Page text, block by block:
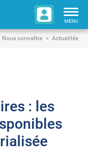
MENU
Nous connaître Actualités
: les